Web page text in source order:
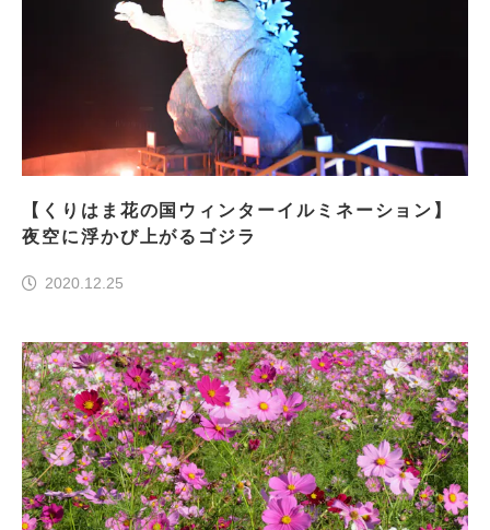
【くりはま花の国ウィンターイルミネーション】
夜空に浮かび上がるゴジラ
2020.12.25